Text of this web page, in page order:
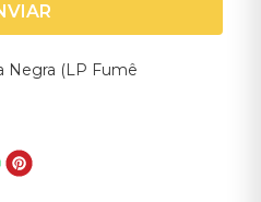
Negra (LP Fumê